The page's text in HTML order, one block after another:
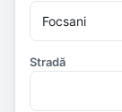
Stradă